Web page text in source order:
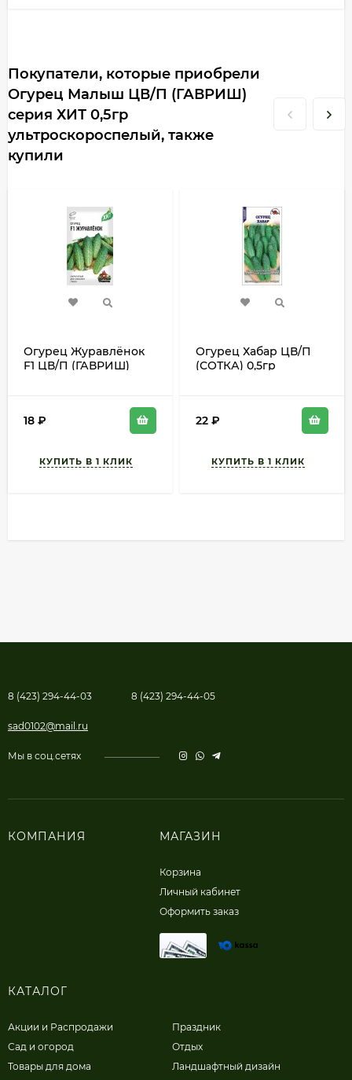
Покупатели, которые приобрели
Огурец Малыш ЦВ/П (ГАВРИШ)
серия ХИТ 0,5гр
ультроскороспелый, также
купили
Огурец Журавлёнок
F1 ЦВ/П (ГАВРИШ)
18 ₽
Огурец Хабар ЦВ/П
(СОТКА) 0,5гр
22 ₽
8 (423) 294-44-03 8 (423) 294-44-05
sad0102@mail.ru
Мы в соц.сетях
КОМПАНИЯ МАГАЗИН
Корзина
Личный кабинет
Оформить заказ
КАТАЛОГ
Акции и Распродажи
Сад и огород
Товары для дома
Праздник
Отдых
Ландшафтный дизайн